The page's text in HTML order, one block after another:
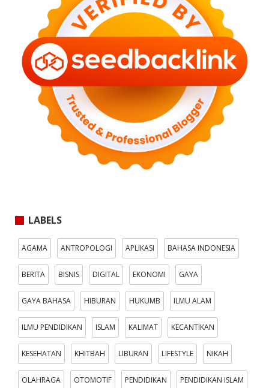
LABELS
AGAMA ANTROPOLOGI APLIKASI BAHASA INDONESIA
BERITA BISNIS DIGITAL EKONOMI GAYA
GAYA BAHASA HIBURAN HUKUMB ILMU ALAM
ILMU PENDIDIKAN ISLAM KALIMAT KECANTIKAN
KESEHATAN KHITBAH LIBURAN LIFESTYLE NIKAH
OLAHRAGA OTOMOTIF PENDIDIKAN PENDIDIKAN ISLAM